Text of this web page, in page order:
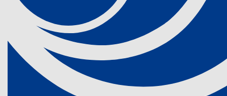
《個人情報相
ヤーマン株式
〒135-0016
電話 : 03-
ヤーマン株式
おり定めます
には、以下の
1. 利用方法
無償での
保証対象
本体を同
その他弊
第４条（修
弊社の製品に
も、製品が弊
した場合を除
し、製品不具
弊社に到着し